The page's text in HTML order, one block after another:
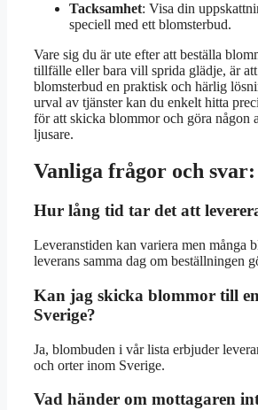
Tacksamhet: Visa din
speciell med ett blomsterbud.
Vare sig du är ute efter att beställa
tillfälle eller bara vill sprida glädje, är
blomsterbud en praktisk och härlig
urval av tjänster kan du enkelt hitta
för att skicka blommor och göra någon
ljusare.
Vanliga frågor och svar:
Hur lång tid tar det att
Leveranstiden kan variera men många
leverans samma dag om beställningen
Kan jag skicka blommor till
Sverige?
Ja, blombuden i vår lista erbjuder
och orter inom Sverige.
Vad händer om mottagaren